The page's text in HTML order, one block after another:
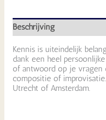
Beschrijving
Kennis is uiteindelijk
dank een heel
of antwoord op je vragen
compositie of
Utrecht of Amsterdam.